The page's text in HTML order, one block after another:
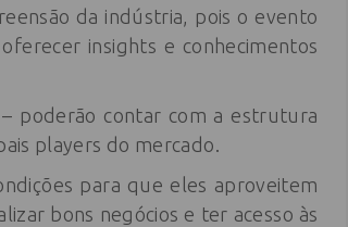
da indústria, pois o evento
insights e conhecimentos
– poderão contar com a estrutura
players do mercado.
para que eles aproveitem
bons negócios e ter acesso às